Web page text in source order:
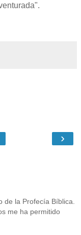
›
de la Profecía Bíblica.
me ha permitido